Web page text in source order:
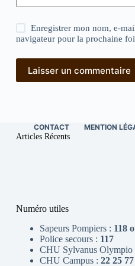
Enregistrer mon nom, e-
navigateur pour la prochaine
Laisser un commentaire
CONTACT MENTION
Articles Récents
Numéro utiles
Sapeurs Pompiers : 118
Police secours : 117
CHU Sylvanus Olympio
CHU Campus : 22 25